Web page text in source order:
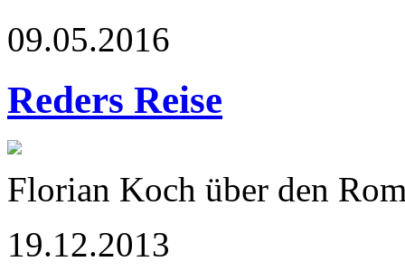
09.05.2016
Reders Reise
Florian Koch über den
19.12.2013